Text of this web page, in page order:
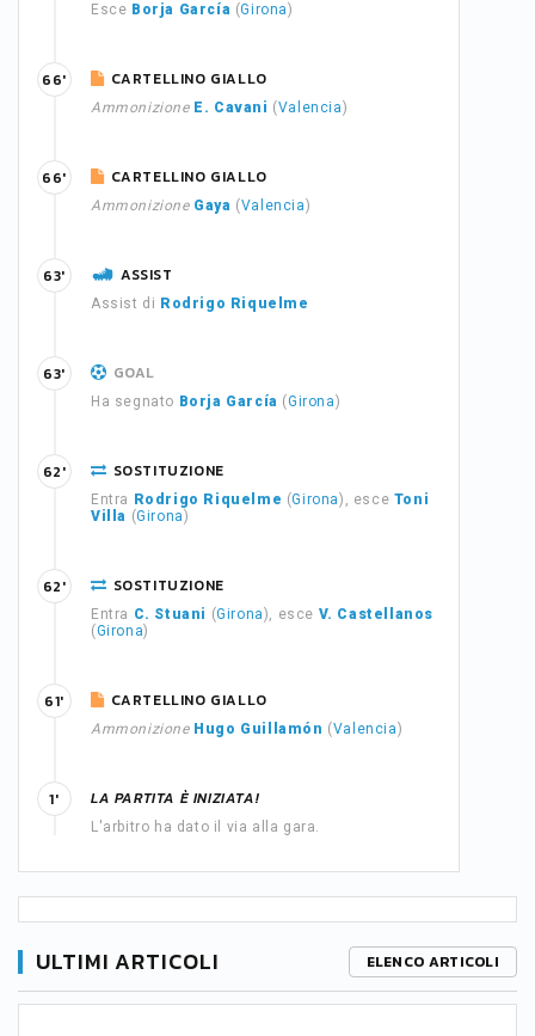
Esce Borja García (Girona)
CARTELLINO GIALLO
Ammonizione E. Cavani (Valencia)
66'
CARTELLINO GIALLO
Ammonizione Gaya (Valencia)
66'
ASSIST
Assist di Rodrigo Riquelme
63'
GOAL
Ha segnato Borja García (Girona)
63'
SOSTITUZIONE
Entra Rodrigo Riquelme (Girona), esce Toni
Villa (Girona)
62'
SOSTITUZIONE
Entra C. Stuani (Girona), esce V. Castellanos
(Girona)
62'
CARTELLINO GIALLO
Ammonizione Hugo Guillamón (Valencia)
61'
LA PARTITA È INIZIATA!
L'arbitro ha dato il via alla gara.
1'
ULTIMI ARTICOLI ELENCO ARTICOLI